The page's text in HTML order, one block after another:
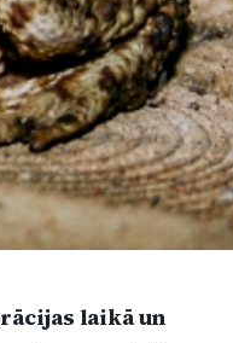
laikā un